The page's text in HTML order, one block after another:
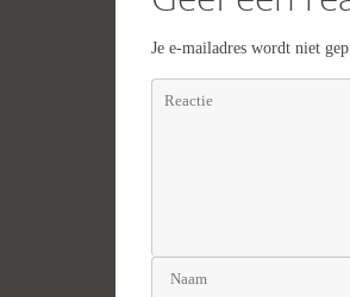
Je e-mailadres wordt niet